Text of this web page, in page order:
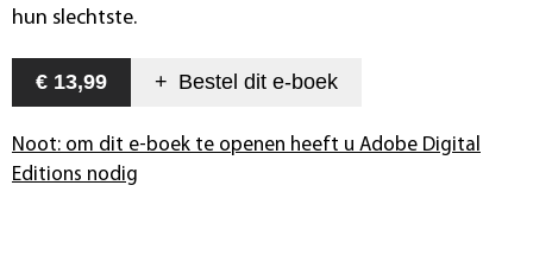
hun slechtste.
€ 13,99 + Bestel dit e-boek
Noot: om dit e-boek te openen heeft u Adobe Digital
Editions nodig